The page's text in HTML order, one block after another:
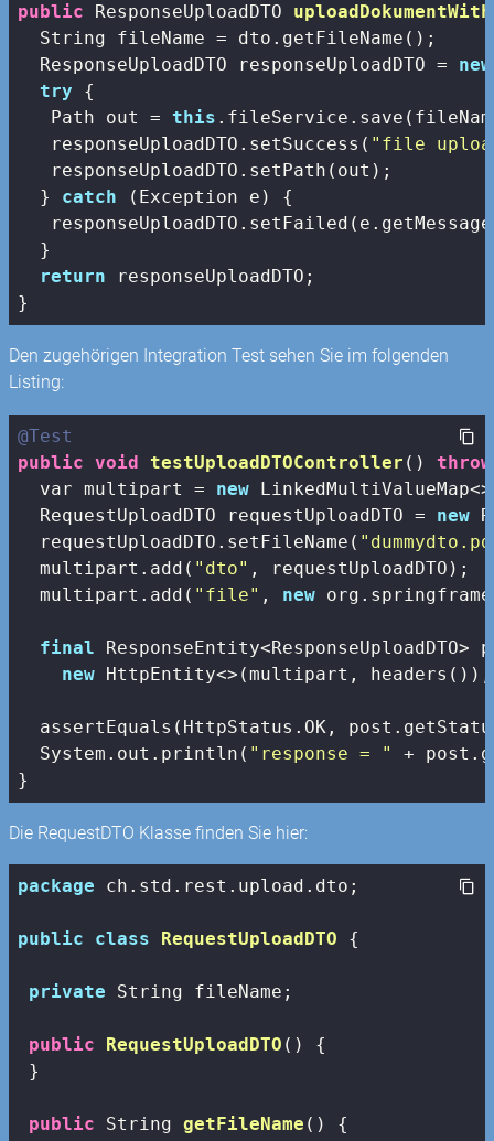
public ResponseUploadDTO
  String fileName = dto.getFileName();
  ResponseUploadDTO responseUploadDTO =
new
try {
   Path out =
this
   responseUploadDTO.setSuccess(
"file
   responseUploadDTO.setPath(out);
  }
catch (Exception e) {
  }
return responseUploadDTO;
}
Den zugehörigen Integration Test sehen Sie im folgenden
Listing:
@Test
public void testUploadDTOController ()
  var multipart =
new
  RequestUploadDTO requestUploadDTO =
new
  requestUploadDTO.setFileName(
  multipart.add(
"dto" , requestUploadDTO);
  multipart.add(
"file" , new
final
new HttpEntity<>(multipart, headers()),
assertEquals(HttpStatus.OK,
  System.out.println(
"response = "
+
}
Die RequestDTO Klasse finden Sie hier:
package ch.std.rest.upload.dto;
public class RequestUploadDTO {
private String fileName;
public RequestUploadDTO ()
{
}
public String getFileName ()
{